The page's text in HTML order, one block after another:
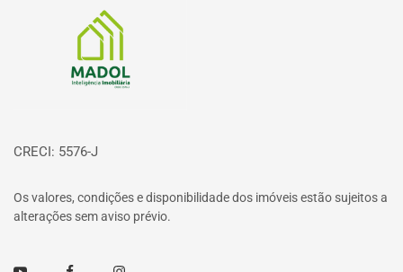
CRECI: 5576-J
Os valores, condições e disponibilidade dos imóveis estão sujeitos a
alterações sem aviso prévio.